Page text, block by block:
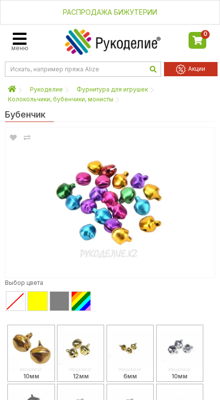
РАСПРОДАЖА БИЖУТЕРИИ
меню
0
Акции
Рукоделие
Фурнитура для игрушек
Колокольчики, бубенчики, монисты
Бубенчик
Выбор цвета
10мм 12мм 6мм 10мм